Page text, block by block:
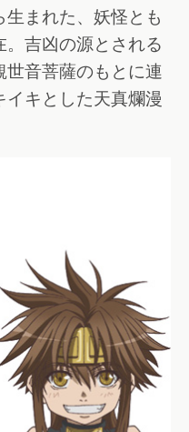
まれた、妖怪とも
。吉凶の源とされる
音菩薩のもとに連
キとした天真爛漫